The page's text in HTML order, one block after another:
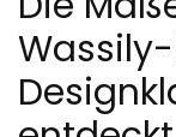
Wassily-